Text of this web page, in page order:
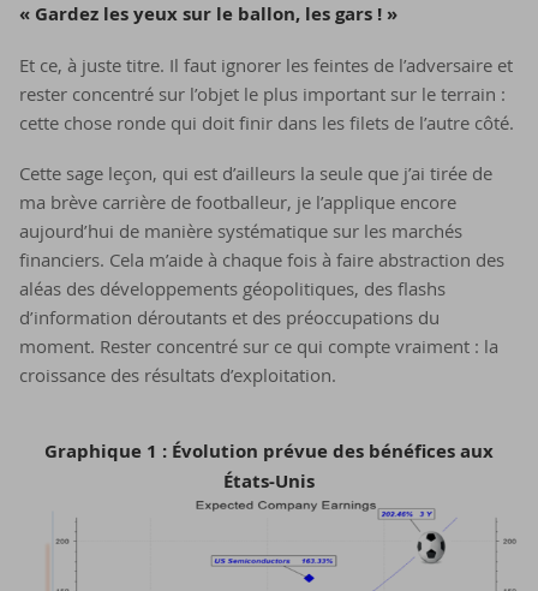
« Gardez les yeux sur le ballon, les gars ! »
Et ce, à juste titre. Il faut ignorer les feintes de l’adversaire et
rester concentré sur l’objet le plus important sur le terrain :
cette chose ronde qui doit finir dans les filets de l’autre côté.
Cette sage leçon, qui est d’ailleurs la seule que j’ai tirée de
ma brève carrière de footballeur, je l’applique encore
aujourd’hui de manière systématique sur les marchés
financiers. Cela m’aide à chaque fois à faire abstraction des
aléas des développements géopolitiques, des flashs
d’information déroutants et des préoccupations du
moment. Rester concentré sur ce qui compte vraiment : la
croissance des résultats d’exploitation.
Graphique 1 : Évolution prévue des bénéfices aux
États-Unis